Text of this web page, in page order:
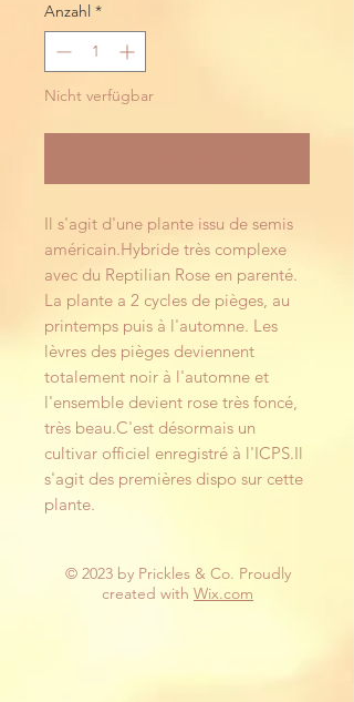
Anzahl *
Nicht verfügbar
Il s'agit d'une plante issu de semis
américain.Hybride très complexe
avec du Reptilian Rose en parenté.
La plante a 2 cycles de pièges, au
printemps puis à l'automne. Les
lèvres des pièges deviennent
totalement noir à l'automne et
l'ensemble devient rose très foncé,
très beau.C'est désormais un
cultivar officiel enregistré à l'ICPS.Il
s'agit des premières dispo sur cette
plante.
© 2023 by Prickles & Co. Proudly
created with Wix.com